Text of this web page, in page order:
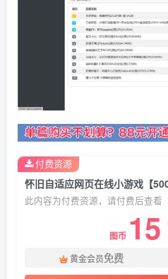
此内容为付费资源，请付费后查看
图币 15
黄金会员免费
付费资源